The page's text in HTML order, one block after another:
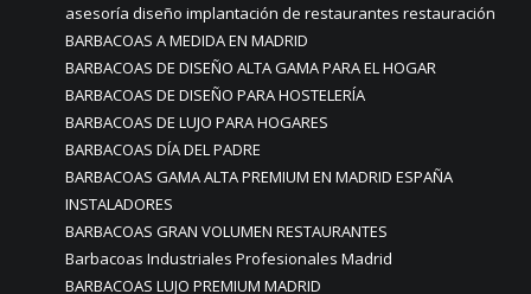
asesoría diseño implantación de restaurantes restauración
BARBACOAS A MEDIDA EN MADRID
BARBACOAS DE DISEÑO ALTA GAMA PARA EL HOGAR
BARBACOAS DE DISEÑO PARA HOSTELERÍA
BARBACOAS DE LUJO PARA HOGARES
BARBACOAS DÍA DEL PADRE
BARBACOAS GAMA ALTA PREMIUM EN MADRID ESPAÑA
INSTALADORES
BARBACOAS GRAN VOLUMEN RESTAURANTES
Barbacoas Industriales Profesionales Madrid
BARBACOAS LUJO PREMIUM MADRID